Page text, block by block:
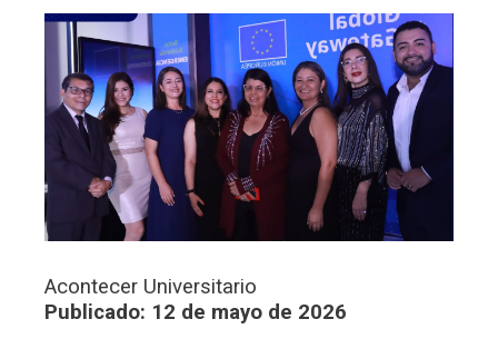
Acontecer Universitario
Publicado: 12 de mayo de 2026